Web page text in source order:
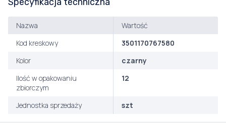
Nazwa
Wartość
Kod kreskowy
3501170767580
Kolor
czarny
Ilość w opakowaniu
zbiorczym
12
Jednostka sprzedaży szt